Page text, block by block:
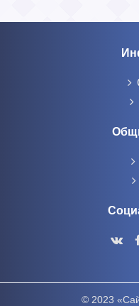
© 2023